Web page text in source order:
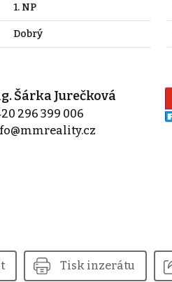
1. NP
Dobrý
Šárka Jurečková
296 399 006
Tisk inzerátu